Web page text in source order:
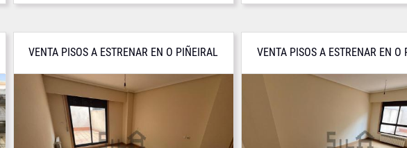
VENTA PISOS A ESTRENAR EN O PIÑEIRAL VENTA PISOS A ESTRENAR EN O